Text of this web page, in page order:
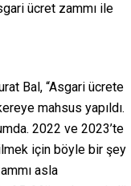
ücret zammı ile
Bal, “Asgari ücrete
mahsus yapıldı.
2022 ve 2023’te
için böyle bir şey
asla